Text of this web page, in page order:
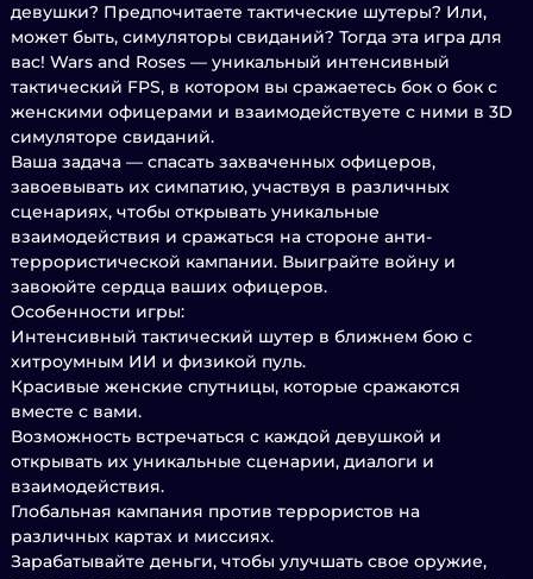
девушки? Предпочитаете тактические шутеры? Или,
может быть, симуляторы свиданий? Тогда эта игра для
вас! Wars and Roses — уникальный интенсивный
тактический FPS, в котором вы сражаетесь бок о бок с
женскими офицерами и взаимодействуете с ними в 3D
симуляторе свиданий.
Ваша задача — спасать захваченных офицеров,
завоевывать их симпатию, участвуя в различных
сценариях, чтобы открывать уникальные
взаимодействия и сражаться на стороне анти-
террористической кампании. Выиграйте войну и
завоюйте сердца ваших офицеров.
Особенности игры:
Интенсивный тактический шутер в ближнем бою с
хитроумным ИИ и физикой пуль.
Красивые женские спутницы, которые сражаются
вместе с вами.
Возможность встречаться с каждой девушкой и
открывать их уникальные сценарии, диалоги и
взаимодействия.
Глобальная кампания против террористов на
различных картах и миссиях.
Зарабатывайте деньги, чтобы улучшать свое оружие,